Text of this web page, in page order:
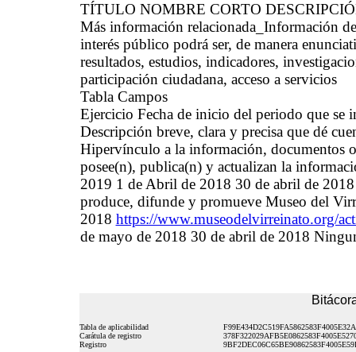
TÍTULO NOMBRE CORTO
Más información relacionada_Información
interés público podrá ser, de manera
resultados, estudios, indicadores,
participación ciudadana, acceso a servicios
Tabla Campos
Ejercicio Fecha de inicio del periodo que se
Descripción breve, clara y precisa que dé
Hipervínculo a la información, documentos
posee(n), publica(n) y actualizan la
2019 1 de Abril de 2018 30 de abril de
produce, difunde y promueve Museo del
2018 https://www.museodelvirreinato.org/
de mayo de 2018 30 de abril de 2018
Tabla de aplicabilidad
Carátula de registro
Registro